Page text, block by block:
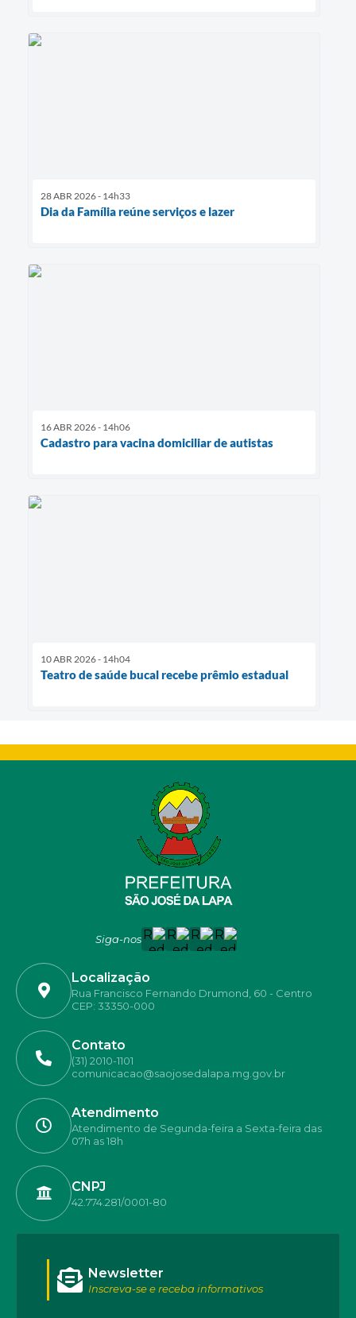
28 ABR 2026 - 14h33
Dia da Família reúne serviços e lazer
16 ABR 2026 - 14h06
Cadastro para vacina domiciliar de autistas
10 ABR 2026 - 14h04
Teatro de saúde bucal recebe prêmio estadual
Siga-nos
Localização
Rua Francisco Fernando Drumond, 60 - Centro
CEP: 33350-000
Contato
(31) 2010-1101
comunicacao@saojosedalapa.mg.gov.br
Atendimento
Atendimento de Segunda-feira a Sexta-feira das
07h as 18h
CNPJ
42.774.281/0001-80
Newsletter
Inscreva-se e receba informativos